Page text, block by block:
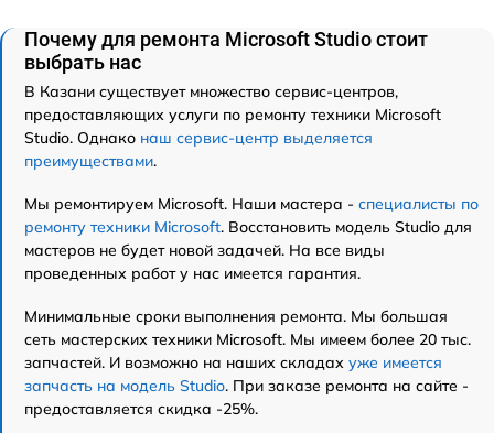
Почему для ремонта Microsoft Studio стоит
выбрать нас
В Казани существует множество сервис-центров,
предоставляющих услуги по ремонту техники Microsoft
Studio. Однако наш сервис-центр выделяется
преимуществами.
Мы ремонтируем Microsoft. Наши мастера - специалисты по
ремонту техники Microsoft. Восстановить модель Studio для
мастеров не будет новой задачей. На все виды
проведенных работ у нас имеется гарантия.
Минимальные сроки выполнения ремонта. Мы большая
сеть мастерских техники Microsoft. Мы имеем более 20 тыс.
запчастей. И возможно на наших складах уже имеется
запчасть на модель Studio. При заказе ремонта на сайте -
предоставляется скидка -25%.